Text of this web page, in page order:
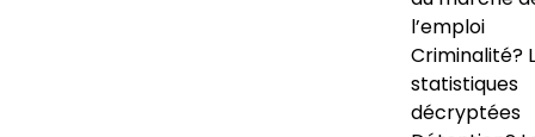
l’emploi
Criminalité?
statistiques
décryptées